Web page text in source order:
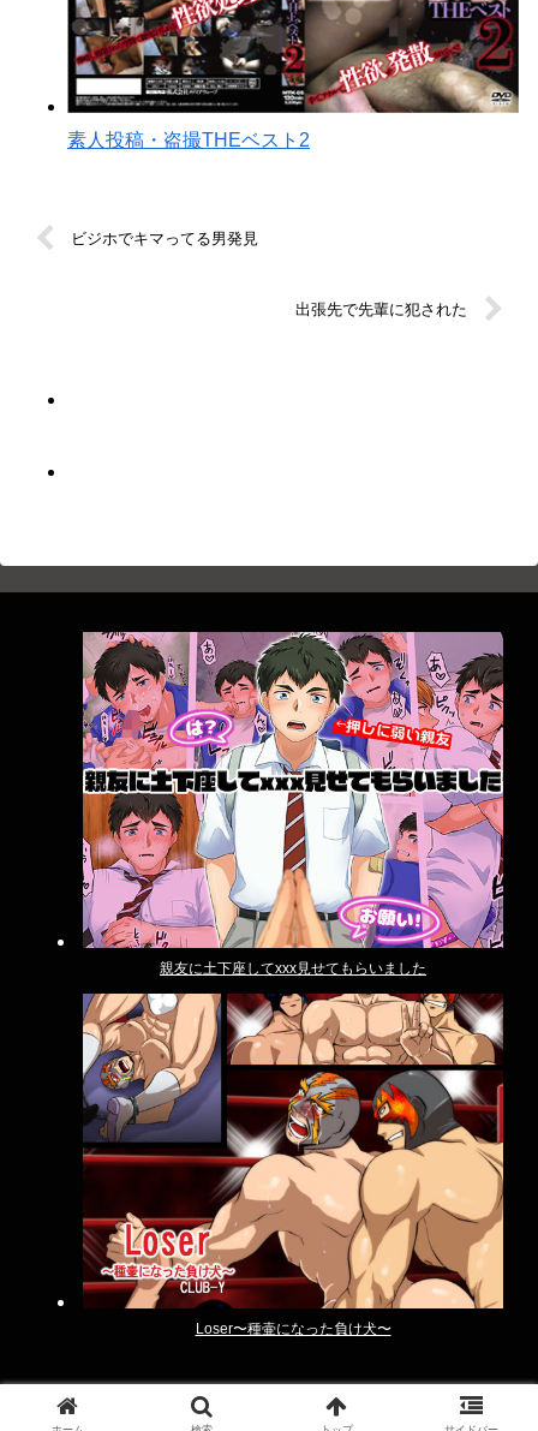
素人投稿・盗撮THEベスト2
ビジホでキマってる男発見
出張先で先輩に犯された
親友に土下座してxxx見せてもらいました
Loser〜種壷になった負け犬〜